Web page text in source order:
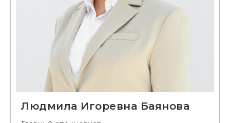
Людмила Игоревна Баянова